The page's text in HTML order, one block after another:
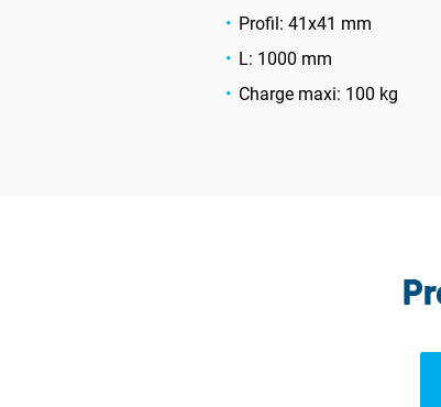
Profil: 41x41 mm
L: 1000 mm
Charge maxi: 100 kg